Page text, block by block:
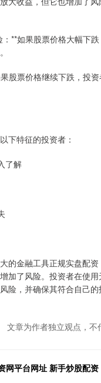
**如果股票价格大幅下
股票价格继续下跌，投
下特征的投资者：
了解
的金融工具正规实盘配
加了风险。投资者在使
险，并确保其符合自己
文章为作者独立观点，不
网平台网址 新手炒股配